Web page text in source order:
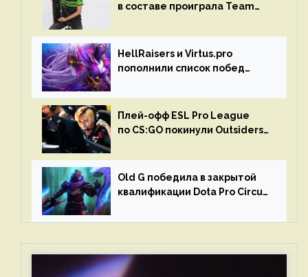
в составе проиграла Team
HellRaisers и Virtus.pro
пополнили список побед
Плей-офф ESL Pro League
по CS:GO покинули Outsiders
Old G победила в закрытой
квалификации Dota Pro Circuit